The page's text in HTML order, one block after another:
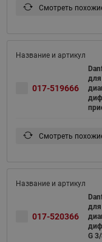
Смотреть
017-519666
для
Смотреть
017-520366
для
G